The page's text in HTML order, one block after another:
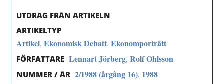
UTDRAG FRÅN ARTIKELN
ARTIKELTYP
Artikel,Ekonomisk Debatt,Ekonomporträtt
FÖRFATTARE Lennart Jörberg,Rolf Ohlsson
NUMMER / ÅR 2/1988 (årgång 16), 1988